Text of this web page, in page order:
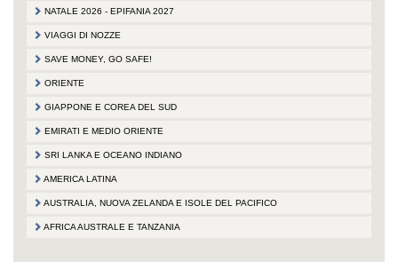
NATALE 2026 - EPIFANIA 2027
VIAGGI DI NOZZE
SAVE MONEY, GO SAFE!
ORIENTE
GIAPPONE E COREA DEL SUD
EMIRATI E MEDIO ORIENTE
SRI LANKA E OCEANO INDIANO
AMERICA LATINA
AUSTRALIA, NUOVA ZELANDA E ISOLE DEL PACIFICO
AFRICA AUSTRALE E TANZANIA